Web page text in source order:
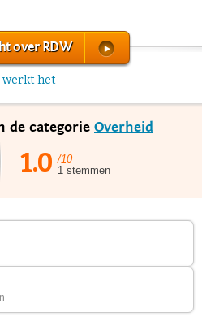
over RDW
werkt het
de categorie Overheid
1.0 /10
1 stemmen